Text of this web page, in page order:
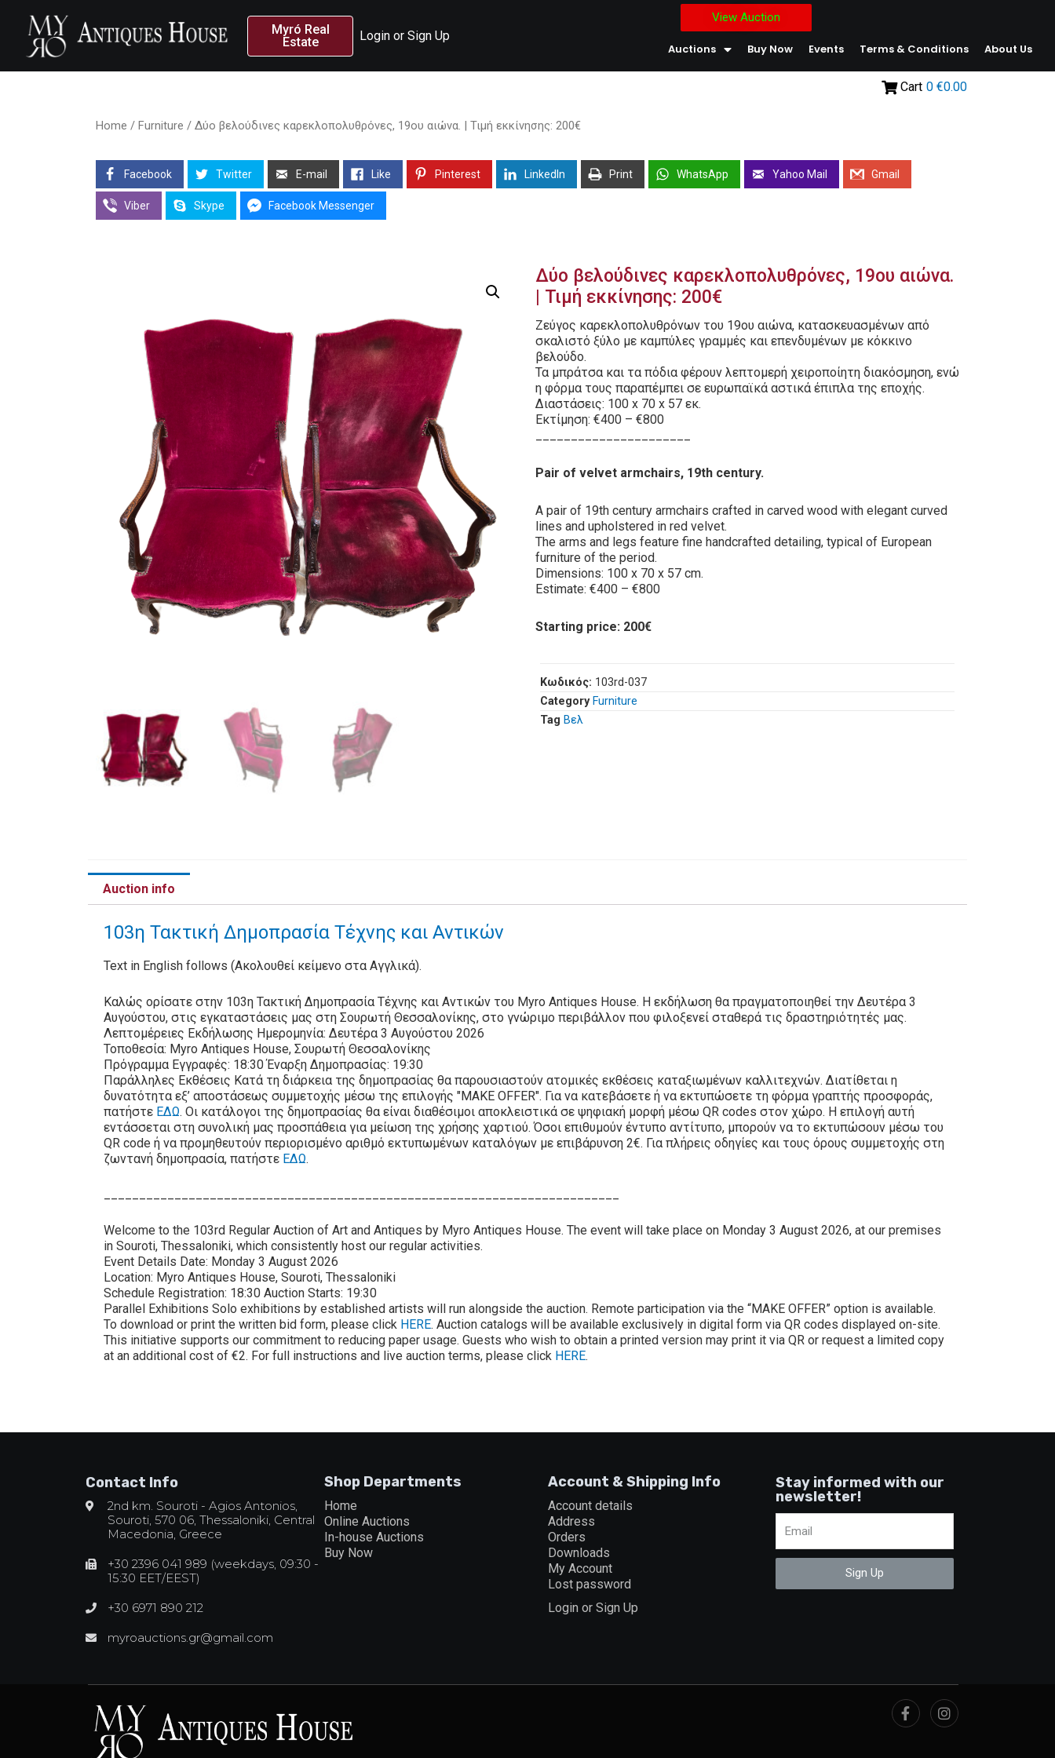
Myró Real
Estate
Login or Sign Up
View Auction
Auctions Buy Now Events Terms & Conditions About Us
Cart 0 €0.00
Home / Furniture / Δύο βελούδινες καρεκλοπολυθρόνες, 19ου αιώνα. | Τιμή εκκίνησης: 200€
Facebook Twitter E-mail Like Pinterest LinkedIn Print WhatsApp Yahoo Mail Gmail
Viber Skype Facebook Messenger
Δύο βελούδινες καρεκλοπολυθρόνες, 19ου αιώνα.
| Τιμή εκκίνησης: 200€
Ζεύγος καρεκλοπολυθρόνων του 19ου αιώνα, κατασκευασμένων από
σκαλιστό ξύλο με καμπύλες γραμμές και επενδυμένων με κόκκινο
βελούδο.
Τα μπράτσα και τα πόδια φέρουν λεπτομερή χειροποίητη διακόσμηση, ενώ
η φόρμα τους παραπέμπει σε ευρωπαϊκά αστικά έπιπλα της εποχής.
Διαστάσεις: 100 x 70 x 57 εκ.
Εκτίμηση: €400 – €800
Pair of velvet armchairs, 19th century.
A pair of 19th century armchairs crafted in carved wood with elegant curved
lines and upholstered in red velvet.
The arms and legs feature fine handcrafted detailing, typical of European
furniture of the period.
Dimensions: 100 x 70 x 57 cm.
Estimate: €400 – €800
Starting price: 200€
Κωδικός: 103rd-037
Category Furniture
Tag Βελ
Auction info
103η Τακτική Δημοπρασία Τέχνης και Αντικών
Text in English follows (Ακολουθεί κείμενο στα Αγγλικά).
Καλώς ορίσατε στην 103η Τακτική Δημοπρασία Τέχνης και Αντικών του Myro Antiques House. Η εκδήλωση θα πραγματοποιηθεί την Δευτέρα 3
Αυγούστου, στις εγκαταστάσεις μας στη Σουρωτή Θεσσαλονίκης, στο γνώριμο περιβάλλον που φιλοξενεί σταθερά τις δραστηριότητές μας.
Λεπτομέρειες Εκδήλωσης Ημερομηνία: Δευτέρα 3 Αυγούστου 2026
Τοποθεσία: Myro Antiques House, Σουρωτή Θεσσαλονίκης
Πρόγραμμα Εγγραφές: 18:30 Έναρξη Δημοπρασίας: 19:30
Παράλληλες Εκθέσεις Κατά τη διάρκεια της δημοπρασίας θα παρουσιαστούν ατομικές εκθέσεις καταξιωμένων καλλιτεχνών. Διατίθεται η
δυνατότητα εξ’ αποστάσεως συμμετοχής μέσω της επιλογής "MAKE OFFER". Για να κατεβάσετε ή να εκτυπώσετε τη φόρμα γραπτής προσφοράς,
πατήστε ΕΔΩ. Οι κατάλογοι της δημοπρασίας θα είναι διαθέσιμοι αποκλειστικά σε ψηφιακή μορφή μέσω QR codes στον χώρο. Η επιλογή αυτή
εντάσσεται στη συνολική μας προσπάθεια για μείωση της χρήσης χαρτιού. Όσοι επιθυμούν έντυπο αντίτυπο, μπορούν να το εκτυπώσουν μέσω του
QR code ή να προμηθευτούν περιορισμένο αριθμό εκτυπωμένων καταλόγων με επιβάρυνση 2€. Για πλήρεις οδηγίες και τους όρους συμμετοχής στη
ζωντανή δημοπρασία, πατήστε ΕΔΩ.
Welcome to the 103rd Regular Auction of Art and Antiques by Myro Antiques House. The event will take place on Monday 3 August 2026, at our premises
in Souroti, Thessaloniki, which consistently host our regular activities.
Event Details Date: Monday 3 August 2026
Location: Myro Antiques House, Souroti, Thessaloniki
Schedule Registration: 18:30 Auction Starts: 19:30
Parallel Exhibitions Solo exhibitions by established artists will run alongside the auction. Remote participation via the “MAKE OFFER” option is available.
To download or print the written bid form, please click HERE. Auction catalogs will be available exclusively in digital form via QR codes displayed on-site.
This initiative supports our commitment to reducing paper usage. Guests who wish to obtain a printed version may print it via QR or request a limited copy
at an additional cost of €2. For full instructions and live auction terms, please click HERE.
Contact Info
2nd km. Souroti - Agios Antonios,
Souroti, 570 06, Thessaloniki, Central
Macedonia, Greece
+30 2396 041 989 (weekdays, 09:30 -
15:30 EET/EEST)
+30 6971 890 212
myroauctions.gr@gmail.com
Shop Departments
Home
Online Auctions
In-house Auctions
Buy Now
Account & Shipping Info
Account details
Address
Orders
Downloads
My Account
Lost password
Login or Sign Up
Stay informed with our
newsletter!
Sign Up